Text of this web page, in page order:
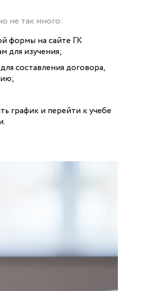
не так много:
формы на сайте ГК
для изучения;
составления договора,
график и перейти к учебе